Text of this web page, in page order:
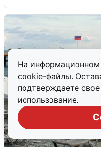
На информационном
cookie-файлы.
подтверждаете свое
использование.